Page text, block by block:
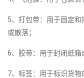
5、打包带：用于固定
或散落；
6、胶带：用于封闭纸箱
7、标签：用于标识货